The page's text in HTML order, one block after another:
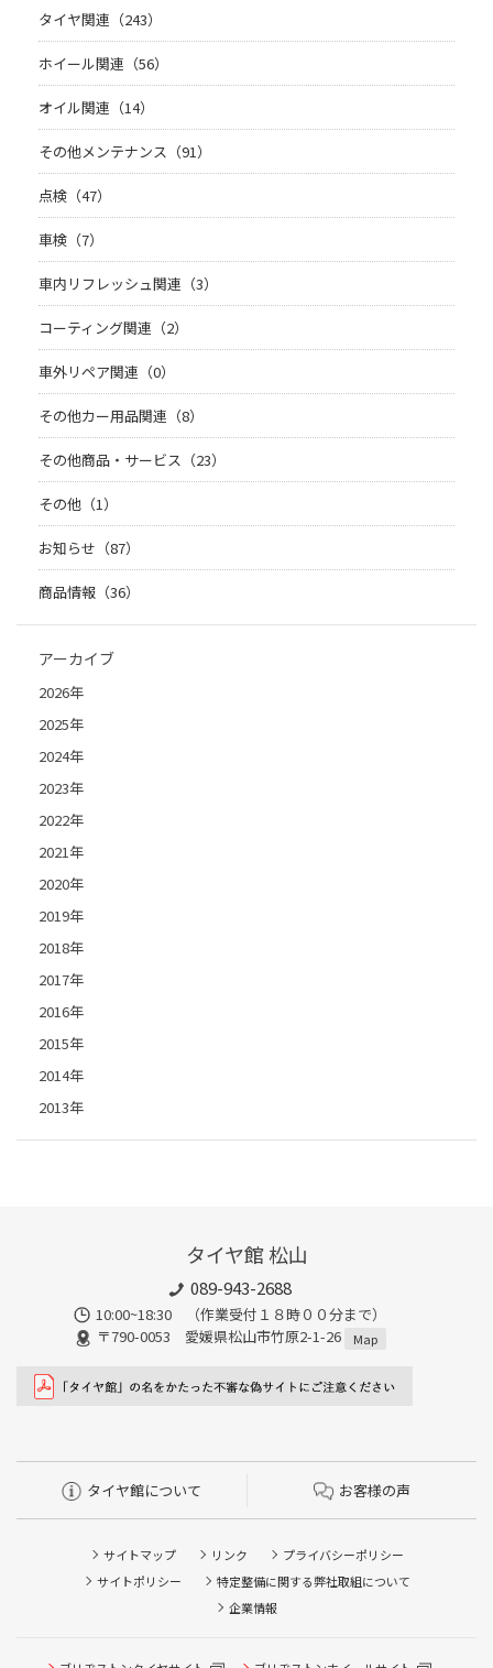
タイヤ関連（243）
ホイール関連（56）
オイル関連（14）
その他メンテナンス（91）
点検（47）
車検（7）
車内リフレッシュ関連（3）
コーティング関連（2）
車外リペア関連（0）
その他カー用品関連（8）
その他商品・サービス（23）
その他（1）
お知らせ（87）
商品情報（36）
アーカイブ
2026年
2025年
2024年
2023年
2022年
2021年
2020年
2019年
2018年
2017年
2016年
2015年
2014年
2013年
タイヤ館 松山
089-943-2688
10:00~18:30 （作業受付１８時００分まで）
〒790-0053 愛媛県松山市竹原2-1-26
Map
タイヤ館について お客様の声
サイトマップ リンク
プライバシーポリシー
サイトポリシー
特定整備に関する弊社取組について
企業情報